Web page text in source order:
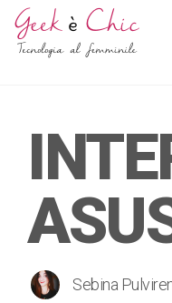
Sebina